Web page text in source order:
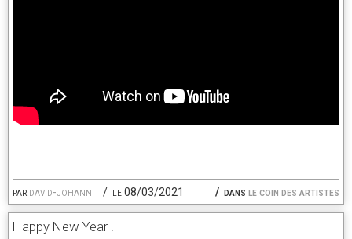
par david-johann le 08/03/2021 dans le coin des artistes
Happy New Year !